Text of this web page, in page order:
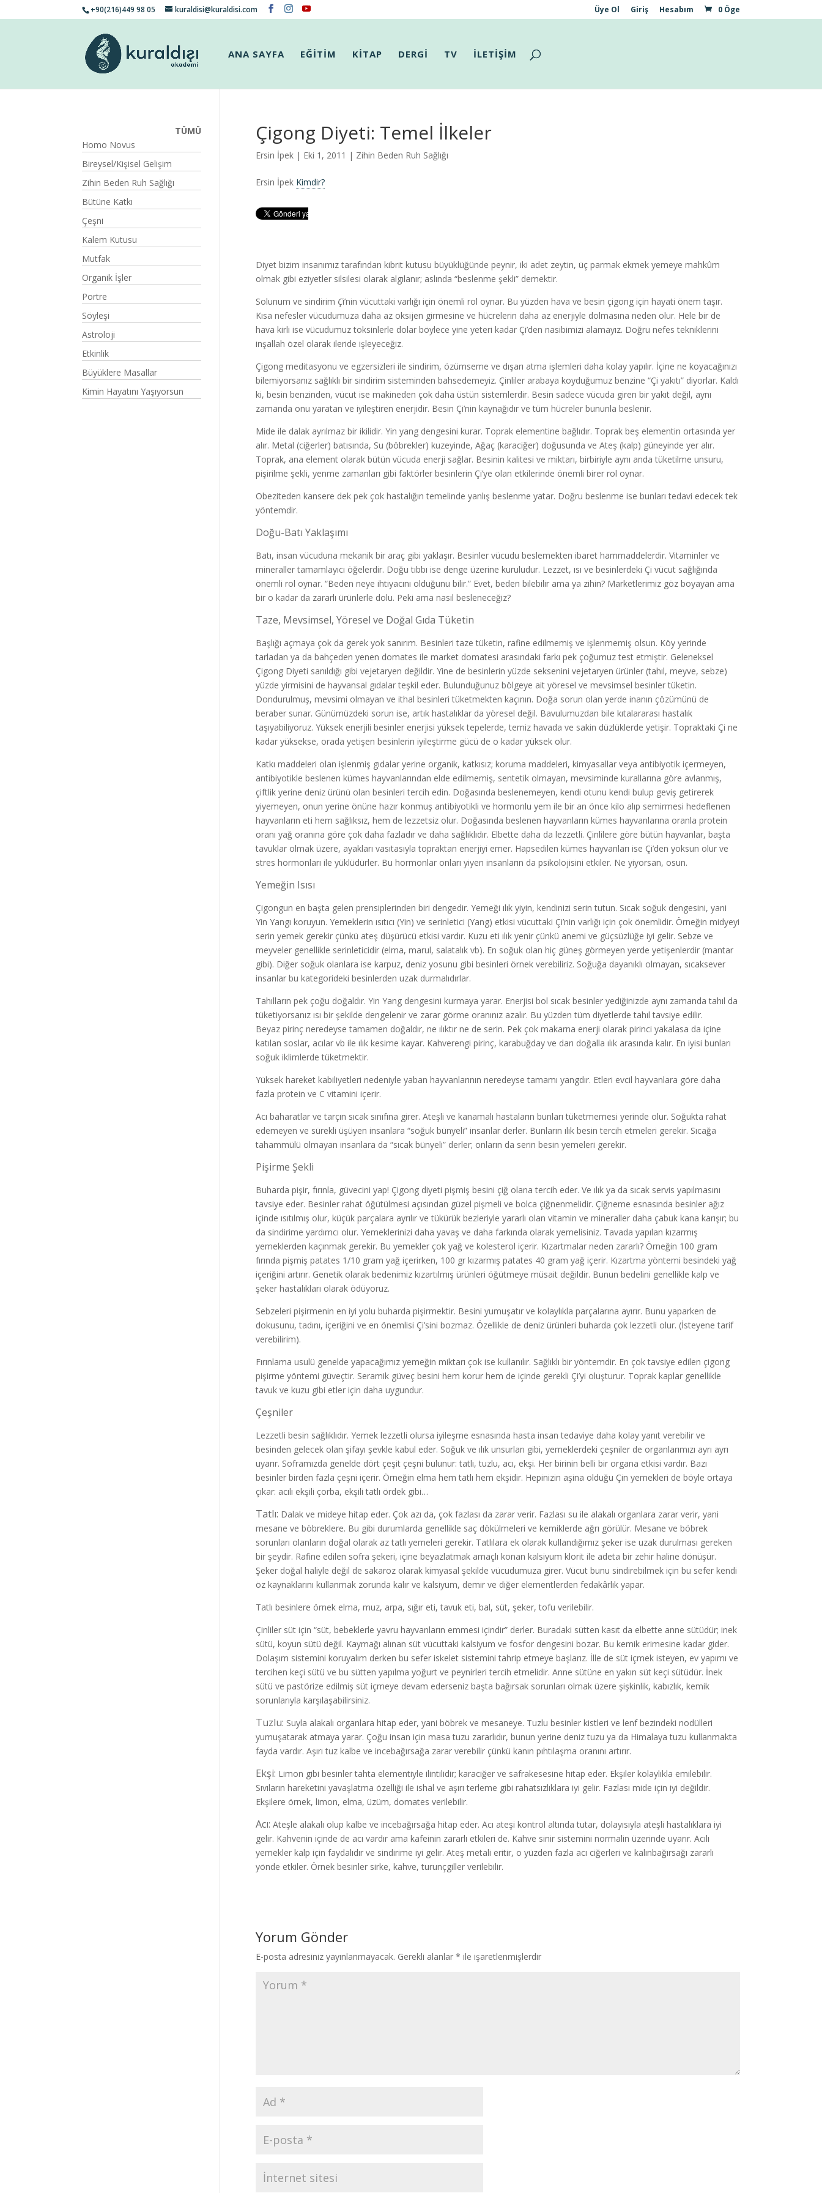
+90(216)449 98 05 kuraldisi@kuraldisi.com Üye Ol Giriş Hesabım 0 Öge
ANA SAYFA EĞİTİM KİTAP DERGİ TV İLETİŞİM
Çigong Diyeti: Temel İlkeler
Ersin İpek| Eki 1, 2011 | Zihin Beden Ruh Sağlığı
Ersin İpek Kimdir?
Diyet bizim insanımız tarafından kibrit kutusu büyüklüğünde peynir, iki adet zeytin, üç parmak ekmek yemeye mahkûm
olmak gibi eziyetler silsilesi olarak algılanır; aslında “beslenme şekli” demektir.
Solunum ve sindirim Çi’nin vücuttaki varlığı için önemli rol oynar. Bu yüzden hava ve besin çigong için hayati önem taşır.
Kısa nefesler vücudumuza daha az oksijen girmesine ve hücrelerin daha az enerjiyle dolmasına neden olur. Hele bir de
hava kirli ise vücudumuz toksinlerle dolar böylece yine yeteri kadar Çi’den nasibimizi alamayız. Doğru nefes tekniklerini
inşallah özel olarak ileride işleyeceğiz.
Çigong meditasyonu ve egzersizleri ile sindirim, özümseme ve dışarı atma işlemleri daha kolay yapılır. İçine ne koyacağınızı
bilemiyorsanız sağlıklı bir sindirim sisteminden bahsedemeyiz. Çinliler arabaya koyduğumuz benzine “Çi yakıtı” diyorlar. Kaldı
ki, besin benzinden, vücut ise makineden çok daha üstün sistemlerdir. Besin sadece vücuda giren bir yakıt değil, aynı
zamanda onu yaratan ve iyileştiren enerjidir. Besin Çi’nin kaynağıdır ve tüm hücreler bununla beslenir.
Mide ile dalak ayrılmaz bir ikilidir. Yin yang dengesini kurar. Toprak elementine bağlıdır. Toprak beş elementin ortasında yer
alır. Metal (ciğerler) batısında, Su (böbrekler) kuzeyinde, Ağaç (karaciğer) doğusunda ve Ateş (kalp) güneyinde yer alır.
Toprak, ana element olarak bütün vücuda enerji sağlar. Besinin kalitesi ve miktarı, birbiriyle aynı anda tüketilme unsuru,
pişirilme şekli, yenme zamanları gibi faktörler besinlerin Çi’ye olan etkilerinde önemli birer rol oynar.
Obeziteden kansere dek pek çok hastalığın temelinde yanlış beslenme yatar. Doğru beslenme ise bunları tedavi edecek tek
yöntemdir.
Doğu-Batı Yaklaşımı
Batı, insan vücuduna mekanik bir araç gibi yaklaşır. Besinler vücudu beslemekten ibaret hammaddelerdir. Vitaminler ve
mineraller tamamlayıcı öğelerdir. Doğu tıbbı ise denge üzerine kuruludur. Lezzet, ısı ve besinlerdeki Çi vücut sağlığında
önemli rol oynar. “Beden neye ihtiyacını olduğunu bilir.” Evet, beden bilebilir ama ya zihin? Marketlerimiz göz boyayan ama
bir o kadar da zararlı ürünlerle dolu. Peki ama nasıl besleneceğiz?
Taze, Mevsimsel, Yöresel ve Doğal Gıda Tüketin
Başlığı açmaya çok da gerek yok sanırım. Besinleri taze tüketin, rafine edilmemiş ve işlenmemiş olsun. Köy yerinde
tarladan ya da bahçeden yenen domates ile market domatesi arasındaki farkı pek çoğumuz test etmiştir. Geleneksel
Çigong Diyeti sanıldığı gibi vejetaryen değildir. Yine de besinlerin yüzde seksenini vejetaryen ürünler (tahıl, meyve, sebze)
yüzde yirmisini de hayvansal gıdalar teşkil eder. Bulunduğunuz bölgeye ait yöresel ve mevsimsel besinler tüketin.
Dondurulmuş, mevsimi olmayan ve ithal besinleri tüketmekten kaçının. Doğa sorun olan yerde inanın çözümünü de
beraber sunar. Günümüzdeki sorun ise, artık hastalıklar da yöresel değil. Bavulumuzdan bile kıtalararası hastalık
taşıyabiliyoruz. Yüksek enerjili besinler enerjisi yüksek tepelerde, temiz havada ve sakin düzlüklerde yetişir. Topraktaki Çi ne
kadar yüksekse, orada yetişen besinlerin iyileştirme gücü de o kadar yüksek olur.
Katkı maddeleri olan işlenmiş gıdalar yerine organik, katkısız; koruma maddeleri, kimyasallar veya antibiyotik içermeyen,
antibiyotikle beslenen kümes hayvanlarından elde edilmemiş, sentetik olmayan, mevsiminde kurallarına göre avlanmış,
çiftlik yerine deniz ürünü olan besinleri tercih edin. Doğasında beslenemeyen, kendi otunu kendi bulup geviş getirerek
yiyemeyen, onun yerine önüne hazır konmuş antibiyotikli ve hormonlu yem ile bir an önce kilo alıp semirmesi hedeflenen
hayvanların eti hem sağlıksız, hem de lezzetsiz olur. Doğasında beslenen hayvanların kümes hayvanlarına oranla protein
oranı yağ oranına göre çok daha fazladır ve daha sağlıklıdır. Elbette daha da lezzetli. Çinlilere göre bütün hayvanlar, başta
tavuklar olmak üzere, ayakları vasıtasıyla topraktan enerjiyi emer. Hapsedilen kümes hayvanları ise Çi’den yoksun olur ve
stres hormonları ile yüklüdürler. Bu hormonlar onları yiyen insanların da psikolojisini etkiler. Ne yiyorsan, osun.
Yemeğin Isısı
Çigongun en başta gelen prensiplerinden biri dengedir. Yemeği ılık yiyin, kendinizi serin tutun. Sıcak soğuk dengesini, yani
Yin Yangı koruyun. Yemeklerin ısıtıcı (Yin) ve serinletici (Yang) etkisi vücuttaki Çi’nin varlığı için çok önemlidir. Örneğin midyeyi
serin yemek gerekir çünkü ateş düşürücü etkisi vardır. Kuzu eti ılık yenir çünkü anemi ve güçsüzlüğe iyi gelir. Sebze ve
meyveler genellikle serinleticidir (elma, marul, salatalık vb). En soğuk olan hiç güneş görmeyen yerde yetişenlerdir (mantar
gibi). Diğer soğuk olanlara ise karpuz, deniz yosunu gibi besinleri örnek verebiliriz. Soğuğa dayanıklı olmayan, sıcaksever
insanlar bu kategorideki besinlerden uzak durmalıdırlar.
Tahılların pek çoğu doğaldır. Yin Yang dengesini kurmaya yarar. Enerjisi bol sıcak besinler yediğinizde aynı zamanda tahıl da
tüketiyorsanız ısı bir şekilde dengelenir ve zarar görme oranınız azalır. Bu yüzden tüm diyetlerde tahıl tavsiye edilir.
Beyaz pirinç neredeyse tamamen doğaldır, ne ılıktır ne de serin. Pek çok makarna enerji olarak pirinci yakalasa da içine
katılan soslar, acılar vb ile ılık kesime kayar. Kahverengi pirinç, karabuğday ve darı doğalla ılık arasında kalır. En iyisi bunları
soğuk iklimlerde tüketmektir.
Yüksek hareket kabiliyetleri nedeniyle yaban hayvanlarının neredeyse tamamı yangdır. Etleri evcil hayvanlara göre daha
fazla protein ve C vitamini içerir.
Acı baharatlar ve tarçın sıcak sınıfına girer. Ateşli ve kanamalı hastaların bunları tüketmemesi yerinde olur. Soğukta rahat
edemeyen ve sürekli üşüyen insanlara “soğuk bünyeli” insanlar derler. Bunların ılık besin tercih etmeleri gerekir. Sıcağa
tahammülü olmayan insanlara da “sıcak bünyeli” derler; onların da serin besin yemeleri gerekir.
Pişirme Şekli
Buharda pişir, fırınla, güvecini yap! Çigong diyeti pişmiş besini çiğ olana tercih eder. Ve ılık ya da sıcak servis yapılmasını
tavsiye eder. Besinler rahat öğütülmesi açısından güzel pişmeli ve bolca çiğnenmelidir. Çiğneme esnasında besinler ağız
içinde ısıtılmış olur, küçük parçalara ayrılır ve tükürük bezleriyle yararlı olan vitamin ve mineraller daha çabuk kana karışır; bu
da sindirime yardımcı olur. Yemeklerinizi daha yavaş ve daha farkında olarak yemelisiniz. Tavada yapılan kızarmış
yemeklerden kaçınmak gerekir. Bu yemekler çok yağ ve kolesterol içerir. Kızartmalar neden zararlı? Örneğin 100 gram
fırında pişmiş patates 1/10 gram yağ içerirken, 100 gr kızarmış patates 40 gram yağ içerir. Kızartma yöntemi besindeki yağ
içeriğini artırır. Genetik olarak bedenimiz kızartılmış ürünleri öğütmeye müsait değildir. Bunun bedelini genellikle kalp ve
şeker hastalıkları olarak ödüyoruz.
Sebzeleri pişirmenin en iyi yolu buharda pişirmektir. Besini yumuşatır ve kolaylıkla parçalarına ayırır. Bunu yaparken de
dokusunu, tadını, içeriğini ve en önemlisi Çi’sini bozmaz. Özellikle de deniz ürünleri buharda çok lezzetli olur. (İsteyene tarif
verebilirim).
Fırınlama usulü genelde yapacağımız yemeğin miktarı çok ise kullanılır. Sağlıklı bir yöntemdir. En çok tavsiye edilen çigong
pişirme yöntemi güveçtir. Seramik güveç besini hem korur hem de içinde gerekli Çi’yi oluşturur. Toprak kaplar genellikle
tavuk ve kuzu gibi etler için daha uygundur.
Çeşniler
Lezzetli besin sağlıklıdır. Yemek lezzetli olursa iyileşme esnasında hasta insan tedaviye daha kolay yanıt verebilir ve
besinden gelecek olan şifayı şevkle kabul eder. Soğuk ve ılık unsurları gibi, yemeklerdeki çeşniler de organlarımızı ayrı ayrı
uyarır. Soframızda genelde dört çeşit çeşni bulunur: tatlı, tuzlu, acı, ekşi. Her birinin belli bir organa etkisi vardır. Bazı
besinler birden fazla çeşni içerir. Örneğin elma hem tatlı hem ekşidir. Hepinizin aşina olduğu Çin yemekleri de böyle ortaya
çıkar: acılı ekşili çorba, ekşili tatlı ördek gibi…
Tatlı: Dalak ve mideye hitap eder. Çok azı da, çok fazlası da zarar verir. Fazlası su ile alakalı organlara zarar verir, yani
mesane ve böbreklere. Bu gibi durumlarda genellikle saç dökülmeleri ve kemiklerde ağrı görülür. Mesane ve böbrek
sorunları olanların doğal olarak az tatlı yemeleri gerekir. Tatlılara ek olarak kullandığımız şeker ise uzak durulması gereken
bir şeydir. Rafine edilen sofra şekeri, içine beyazlatmak amaçlı konan kalsiyum klorit ile adeta bir zehir haline dönüşür.
Şeker doğal haliyle değil de sakaroz olarak kimyasal şekilde vücudumuza girer. Vücut bunu sindirebilmek için bu sefer kendi
öz kaynaklarını kullanmak zorunda kalır ve kalsiyum, demir ve diğer elementlerden fedakârlık yapar.
Tatlı besinlere örnek elma, muz, arpa, sığır eti, tavuk eti, bal, süt, şeker, tofu verilebilir.
Çinliler süt için “süt, bebeklerle yavru hayvanların emmesi içindir” derler. Buradaki sütten kasıt da elbette anne sütüdür; inek
sütü, koyun sütü değil. Kaymağı alınan süt vücuttaki kalsiyum ve fosfor dengesini bozar. Bu kemik erimesine kadar gider.
Dolaşım sistemini koruyalım derken bu sefer iskelet sistemini tahrip etmeye başlarız. İlle de süt içmek isteyen, ev yapımı ve
tercihen keçi sütü ve bu sütten yapılma yoğurt ve peynirleri tercih etmelidir. Anne sütüne en yakın süt keçi sütüdür. İnek
sütü ve pastörize edilmiş süt içmeye devam ederseniz başta bağırsak sorunları olmak üzere şişkinlik, kabızlık, kemik
sorunlarıyla karşılaşabilirsiniz.
Tuzlu: Suyla alakalı organlara hitap eder, yani böbrek ve mesaneye. Tuzlu besinler kistleri ve lenf bezindeki nodülleri
yumuşatarak atmaya yarar. Çoğu insan için masa tuzu zararlıdır, bunun yerine deniz tuzu ya da Himalaya tuzu kullanmakta
fayda vardır. Aşırı tuz kalbe ve incebağırsağa zarar verebilir çünkü kanın pıhtılaşma oranını artırır.
Ekşi: Limon gibi besinler tahta elementiyle ilintilidir; karaciğer ve safrakesesine hitap eder. Ekşiler kolaylıkla emilebilir.
Sıvıların hareketini yavaşlatma özelliği ile ishal ve aşırı terleme gibi rahatsızlıklara iyi gelir. Fazlası mide için iyi değildir.
Ekşilere örnek, limon, elma, üzüm, domates verilebilir.
Acı: Ateşle alakalı olup kalbe ve incebağırsağa hitap eder. Acı ateşi kontrol altında tutar, dolayısıyla ateşli hastalıklara iyi
gelir. Kahvenin içinde de acı vardır ama kafeinin zararlı etkileri de. Kahve sinir sistemini normalin üzerinde uyarır. Acılı
yemekler kalp için faydalıdır ve sindirime iyi gelir. Ateş metali eritir, o yüzden fazla acı ciğerleri ve kalınbağırsağı zararlı
yönde etkiler. Örnek besinler sirke, kahve, turunçgiller verilebilir.
Yorum Gönder
E-posta adresiniz yayınlanmayacak. Gerekli alanlar * ile işaretlenmişlerdir
TÜMÜ
Homo Novus
Bireysel/Kişisel Gelişim
Zihin Beden Ruh Sağlığı
Bütüne Katkı
Çeşni
Kalem Kutusu
Mutfak
Organik İşler
Portre
Söyleşi
Astroloji
Etkinlik
Büyüklere Masallar
Kimin Hayatını Yaşıyorsun